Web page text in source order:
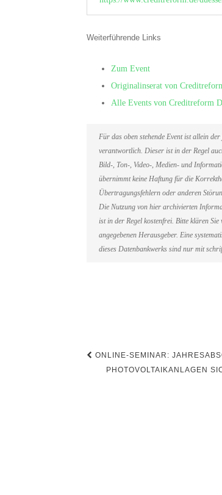
Weiterführende Links
Zum Event
Originalinserat von
Alle Events von Creditreform
Für das oben stehende Event ist allein
verantwortlich. Dieser ist in der Regel
Bild-, Ton-, Video-, Medien- und
übernimmt keine Haftung für die
Übertragungsfehlern oder anderen
Die Nutzung von hier archivierten
ist in der Regel kostenfrei. Bitte klären
angegebenen Herausgeber. Eine
dieses Datenbankwerks sind nur mit
ONLINE-SEMINAR:
PHOTOVOLTAIKANLAGEN